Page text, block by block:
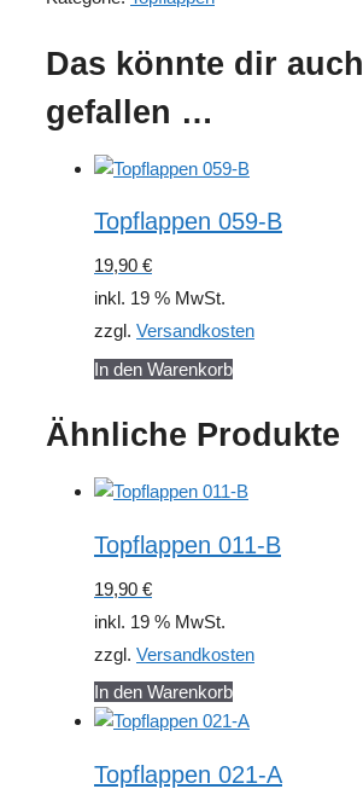
Das könnte dir auch
gefallen …
Topflappen 059-B
19,90 €
inkl. 19 % MwSt.
zzgl. Versandkosten
In den Warenkorb
Ähnliche Produkte
Topflappen 011-B
19,90 €
inkl. 19 % MwSt.
zzgl. Versandkosten
In den Warenkorb
Topflappen 021-A